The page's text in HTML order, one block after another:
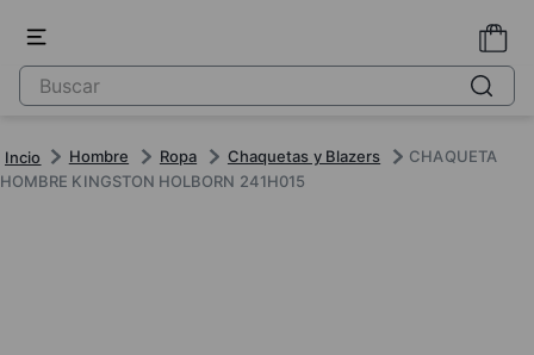
Hombre Ropa Chaquetas y Blazers
CHAQUETA
HOMBRE KINGSTON HOLBORN 241H015